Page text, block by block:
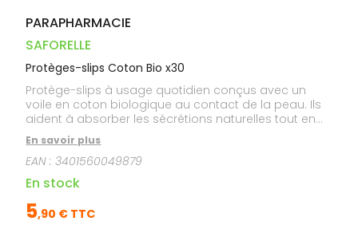
PARAPHARMACIE
SAFORELLE
Protèges-slips Coton Bio x30
Protège-slips à usage quotidien conçus avec un
voile en coton biologique au contact de la peau. Ils
aident à absorber les sécrétions naturelles tout en
apportant une sensation de confort et de fraîcheur.
Formulés pour respecter les peaux sensibles et
l’équilibre intime, ils sont généralement sans parfum
et testés sous contrôle gynécologique. Usage
externe uniquement, à changer régulièrement au
cours de la journée selon les besoins.
En savoir plus
EAN :3401560049879
En stock
5,90 € TTC